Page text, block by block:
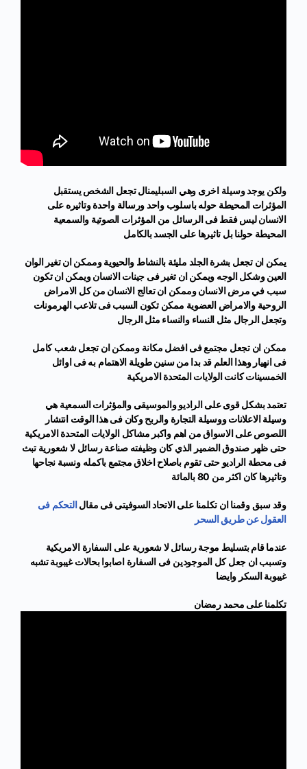
ولكن يوجد وسيلة اخرى وهي السبليمنال تجعل الشخص يستقبل
المؤثرات المحيطة حوله باسلوب واحد ورسالة واحدة وتاثيره على
الانسان ليس فقط فى الرسائل من المؤثرات الصوتية والسمعية
المحيطة حولنا بل تاثيرها على الجسد بالكامل
يمكن ان تجعل بشرة الجلد مليئة بالنشاط والحيوية وممكن ان تغير الوان
العين وشكل الوجه ويمكن ان تغير فى جينات الانسان ويمكن ان تكون
سبب في مرض الانسان وممكن ان تعالج الانسان من كل الامراض
الروحية والامراض العضوية ممكن تكون السبب فى تلاعب الهرمونات
وتجعل الرجال مثل النساء والنساء مثل الرجال
ممكن ان تجعل مجتمع فى افضل مكانة وممكن ان تجعل شعب كامل
فى انهيار وهذا العلم قد بدا من سنين طويلة الاهتمام به فى اوائل
الخمسينات كانت الولايات المتحدة الامريكية
تعتمد بشكل قوى على الراديو والموسيقى والمؤثرات السمعية هي
وسيلة الاعلانات ووسيلة التجارة والربح وكان فى هذا الوقت انتشار
اللصوص على الاسواق من اهم واكبر مشاكل الولايات المتحدة الامريكية
حتى ظهر صندوق الضمير الذي كان وظيفته صناعة رسائل لا شعورية تبث
فى محطة الراديو حتى تقوم باصلاح اخلاق مجتمع باكمله ونسبة نجاحها
وتاثيرها كان اكثر من 80 بالمائة
وقد سبق وقمنا ان تكلمنا على الاتحاد السوفيتى فى مقالالتحكم فى
العقول عن طريق السحر
عندما قام بتسليط موجة رسائل لا شعورية على السفارة الامريكية
وتسبب ان جعل كل الموجودين فى السفارة اصابوا بحالات غيبوبة تشبه
غيبوبة السكر وايضا
تكلمنا على محمد رمضان